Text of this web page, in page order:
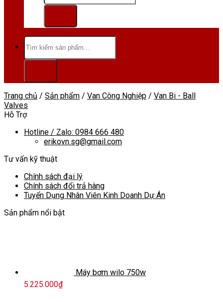
Tìm
kiếm:
Trang chủ / Sản phẩm / Van Công Nghiệp / Van Bi - Ball
Valves
Hỗ Trợ
Hotline / Zalo: 0984 666 480
erikovn.sg@gmail.com
Tư vấn kỹ thuật
Chính sách đại lý
Chính sách đổi trả hàng
Tuyển Dụng Nhân Viên Kinh Doanh Dự Án
Sản phẩm nổi bật
Máy bơm wilo 750w
5.225.000₫